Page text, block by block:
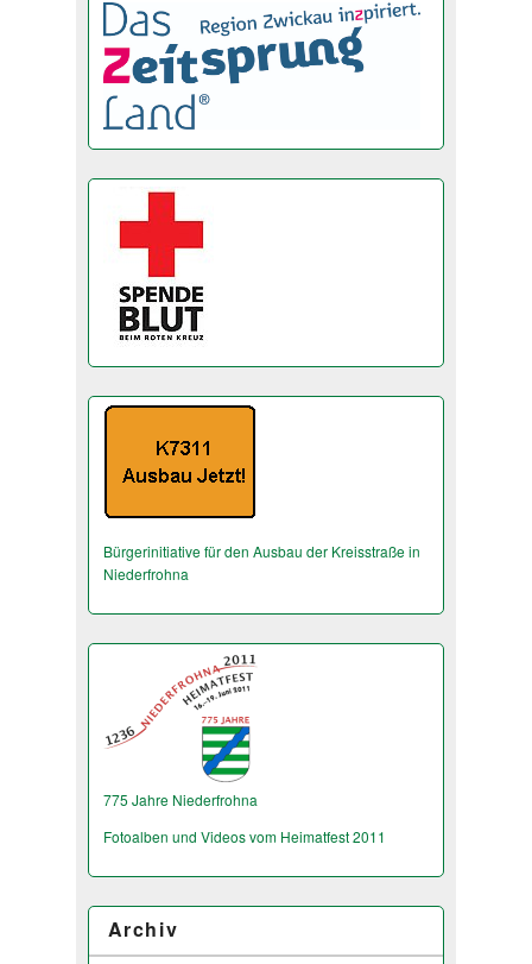
Bürgerinitiative für den Ausbau der Kreisstraße in
Niederfrohna
775 Jahre Niederfrohna
Fotoalben und Videos vom Heimatfest 2011
Archiv